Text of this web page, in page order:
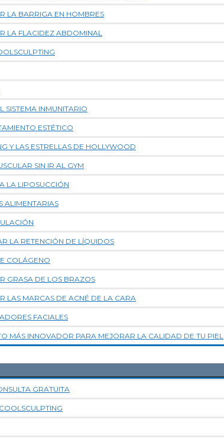
LA BARRIGA EN HOMBRES
LA FLACIDEZ ABDOMINAL
SISTEMA INMUNITARIO
ESTÉTICO
Y LAS ESTRELLAS DE HOLLYWOOD
SIN IR AL GYM
LA LIPOSUCCIÓN
ALIMENTARIAS
LA RETENCIÓN DE LÍQUIDOS
COLÁGENO
GRASA DE LOS BRAZOS
LAS MARCAS DE ACNÉ DE LA CARA
FACIALES
MÁS INNOVADOR PARA MEJORAR LA CALIDAD DE TU PIEL
GRATUITA